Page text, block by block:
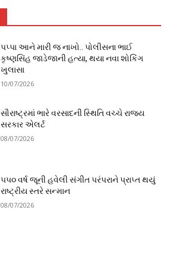
પપ્પા આને મારી જ નાખો.. પોલીસના ભાઈ
કૃષ્ણસિંહ જાડેજાની હત્યા, થયા નવા શોકિંગ
ખુલાસા
10/07/2026
સૌરાષ્ટ્રમાં ભારે વરસાદની સ્થિતિ વચ્ચે રાજ્ય
સરકાર એલર્ટ
08/07/2026
૫૫૦ વર્ષ જૂની હવેલી સંગીત પરંપરાને પ્રાપ્ત થયું
રાષ્ટ્રીય સ્તરે સન્માન
08/07/2026